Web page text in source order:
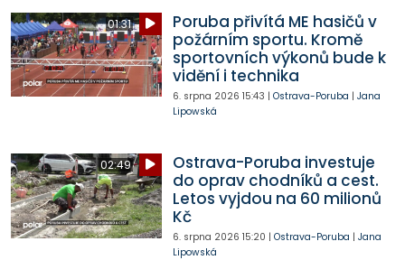
01:31
Poruba přivítá ME hasičů v
požárním sportu. Kromě
sportovních výkonů bude k
vidění i technika
6. srpna 2026 15:43 | Ostrava-Poruba | Jana
Lipowská
02:49
Ostrava-Poruba investuje
do oprav chodníků a cest.
Letos vyjdou na 60 milionů
Kč
6. srpna 2026 15:20 | Ostrava-Poruba | Jana
Lipowská